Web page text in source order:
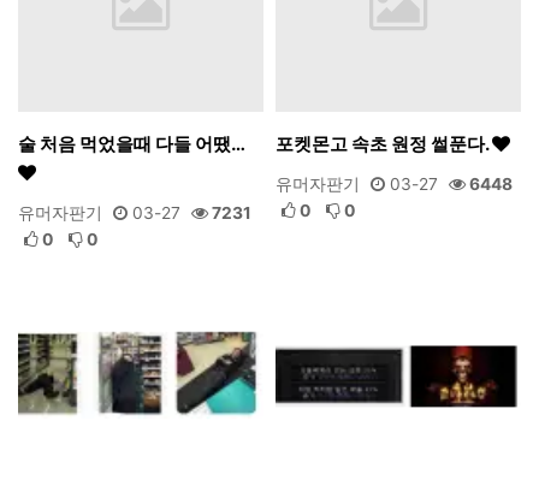
술 처음 먹었을때 다들 어땠…
유머자판기 03-27
7231
0
0
포켓몬고 속초 원정 썰푼다.
유머자판기 03-27
6448
0
0